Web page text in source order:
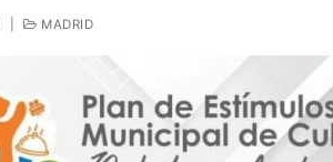
MADRID